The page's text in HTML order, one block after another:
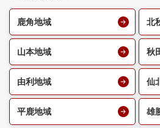
鹿角地域 北
山本地域 秋
由利地域 仙
平鹿地域 雄